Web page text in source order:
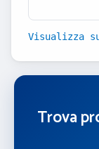
Visualizza
Trova